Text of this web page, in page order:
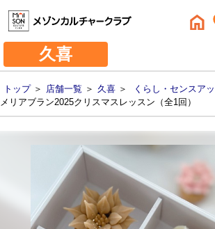
久喜
トップ＞ 店舗一覧 ＞ 久喜 ＞ くらし・センスア
メリアブラン2025クリスマスレッスン（全1回）